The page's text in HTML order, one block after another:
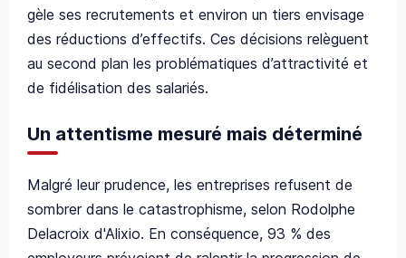
gèle ses recrutements et environ un tiers envisage
des réductions d’effectifs. Ces décisions relèguent
au second plan les problématiques d’attractivité et
de fidélisation des salariés.
Un attentisme mesuré mais déterminé
Malgré leur prudence, les entreprises refusent de
sombrer dans le catastrophisme, selon Rodolphe
Delacroix d'Alixio. En conséquence, 93 % des